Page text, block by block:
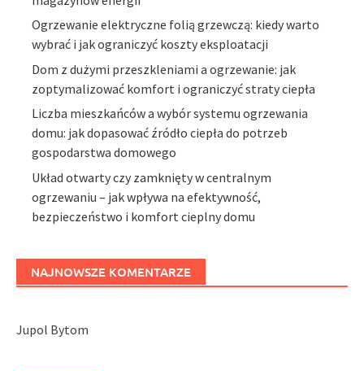
Ogrzewanie elektryczne folią grzewczą: kiedy warto
wybrać i jak ograniczyć koszty eksploatacji
Dom z dużymi przeszkleniami a ogrzewanie: jak
zoptymalizować komfort i ograniczyć straty ciepła
Liczba mieszkańców a wybór systemu ogrzewania
domu: jak dopasować źródło ciepła do potrzeb
gospodarstwa domowego
Układ otwarty czy zamknięty w centralnym
ogrzewaniu – jak wpływa na efektywność,
bezpieczeństwo i komfort cieplny domu
NAJNOWSZE KOMENTARZE
Jupol Bytom